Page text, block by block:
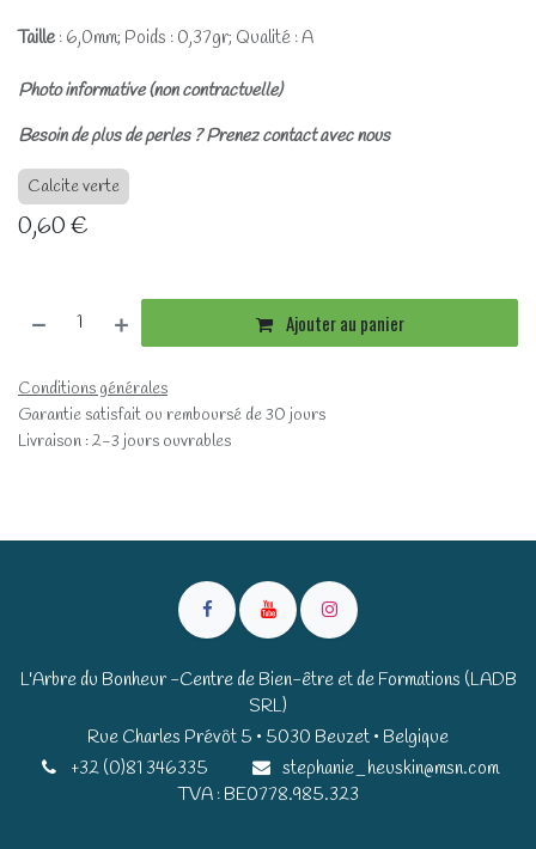
Taille : 6,0mm; Poids : 0,37gr; Qualité : A
Photo informative (non contractuelle)
Besoin de plus de perles ? Prenez contact avec nous
Calcite verte
0,60€
Ajouter au panier
Conditions générales
Garantie satisfait ou remboursé de 30 jours
Livraison : 2-3 jours ouvrables
L'Arbre du Bonheur -Centre de Bien-être et de Formations (LADB
SRL)
Rue Charles Prévôt 5 • 5030 Beuzet • Belgique​​
+32 (0)81 346335
stephanie_heuskin@msn.com
TVA : BE0778.985.323